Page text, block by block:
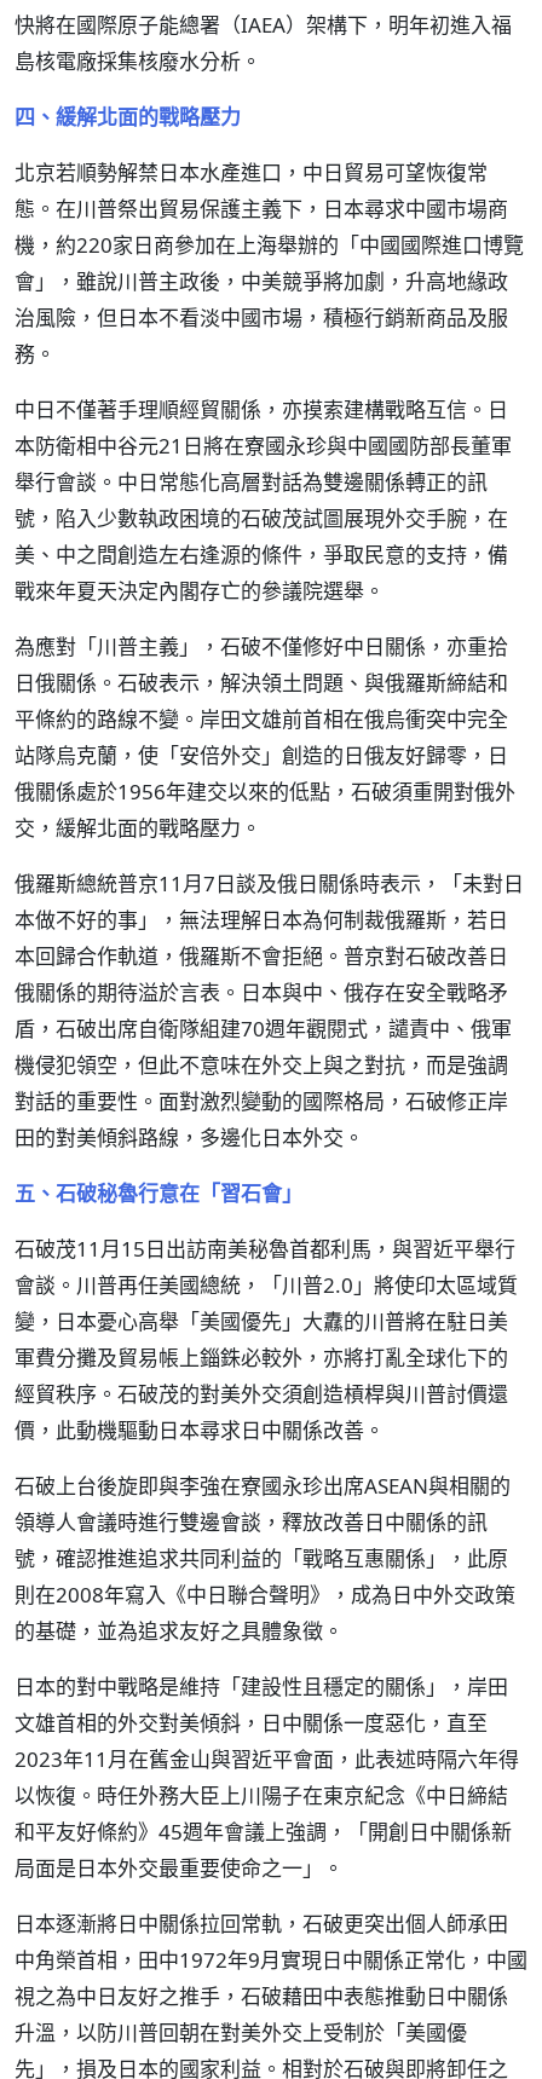
快將在國際原子能總署（IAEA）架構下，明年初進入福
島核電廠採集核廢水分析。
四、緩解北面的戰略壓力
北京若順勢解禁日本水產進口，中日貿易可望恢復常
態。在川普祭出貿易保護主義下，日本尋求中國市場商
機，約220家日商參加在上海舉辦的「中國國際進口博覽
會」，雖說川普主政後，中美競爭將加劇，升高地緣政
治風險，但日本不看淡中國市場，積極行銷新商品及服
務。
中日不僅著手理順經貿關係，亦摸索建構戰略互信。日
本防衛相中谷元21日將在寮國永珍與中國國防部長董軍
舉行會談。中日常態化高層對話為雙邊關係轉正的訊
號，陷入少數執政困境的石破茂試圖展現外交手腕，在
美、中之間創造左右逢源的條件，爭取民意的支持，備
戰來年夏天決定內閣存亡的參議院選舉。
為應對「川普主義」，石破不僅修好中日關係，亦重拾
日俄關係。石破表示，解決領土問題、與俄羅斯締結和
平條約的路線不變。岸田文雄前首相在俄烏衝突中完全
站隊烏克蘭，使「安倍外交」創造的日俄友好歸零，日
俄關係處於1956年建交以來的低點，石破須重開對俄外
交，緩解北面的戰略壓力。
俄羅斯總統普京11月7日談及俄日關係時表示，「未對日
本做不好的事」，無法理解日本為何制裁俄羅斯，若日
本回歸合作軌道，俄羅斯不會拒絕。普京對石破改善日
俄關係的期待溢於言表。日本與中、俄存在安全戰略矛
盾，石破出席自衛隊組建70週年觀閱式，譴責中、俄軍
機侵犯領空，但此不意味在外交上與之對抗，而是強調
對話的重要性。面對激烈變動的國際格局，石破修正岸
田的對美傾斜路線，多邊化日本外交。
五、石破秘魯行意在「習石會」
石破茂11月15日出訪南美秘魯首都利馬，與習近平舉行
會談。川普再任美國總統，「川普2.0」將使印太區域質
變，日本憂心高舉「美國優先」大纛的川普將在駐日美
軍費分攤及貿易帳上錙銖必較外，亦將打亂全球化下的
經貿秩序。石破茂的對美外交須創造槓桿與川普討價還
價，此動機驅動日本尋求日中關係改善。
石破上台後旋即與李強在寮國永珍出席ASEAN與相關的
領導人會議時進行雙邊會談，釋放改善日中關係的訊
號，確認推進追求共同利益的「戰略互惠關係」，此原
則在2008年寫入《中日聯合聲明》，成為日中外交政策
的基礎，並為追求友好之具體象徵。
日本的對中戰略是維持「建設性且穩定的關係」，岸田
文雄首相的外交對美傾斜，日中關係一度惡化，直至
2023年11月在舊金山與習近平會面，此表述時隔六年得
以恢復。時任外務大臣上川陽子在東京紀念《中日締結
和平友好條約》45週年會議上強調，「開創日中關係新
局面是日本外交最重要使命之一」。
日本逐漸將日中關係拉回常軌，石破更突出個人師承田
中角榮首相，田中1972年9月實現日中關係正常化，中國
視之為中日友好之推手，石破藉田中表態推動日中關係
升溫，以防川普回朝在對美外交上受制於「美國優
先」，損及日本的國家利益。相對於石破與即將卸任之